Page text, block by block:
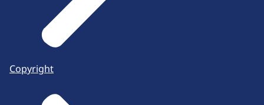
Copyright